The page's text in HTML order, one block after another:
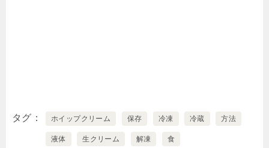
タグ ホイップクリーム 保存 冷凍 冷蔵 方法
液体 生クリーム 解凍 食